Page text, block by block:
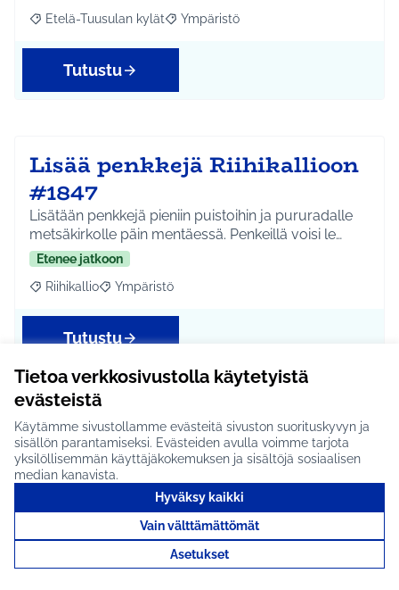
Tietoa verkkosivustolla käytetyistä
evästeistä
Käytämme sivustollamme evästeitä sivuston suorituskyvyn ja
sisällön parantamiseksi. Evästeiden avulla voimme tarjota
yksilöllisemmän käyttäjäkokemuksen ja sisältöjä sosiaalisen
median kanavista.
Hyväksy kaikki
Vain välttämättömät
Asetukset
Rajaa tulokset aihepiirin mukaan: Etelä-Tuusulan kylät
Etelä-Tuusulan kylät Rajaa tulokset teeman mukaan:
Ympäristö
Tutustu
Lisää penkkejä Riihikallioon
#1847
Lisätään penkkejä pieniin puistoihin ja pururadalle
metsäkirkolle päin mentäessä. Penkeillä voisi le…
Etenee jatkoon
Rajaa tulokset aihepiirin mukaan: Riihikallio
Riihikallio Rajaa tulokset teeman mukaan: Ympäristö
Ympäristö
Tutustu
Erilaisia teemapajoja #1782
Vaihtuvilla teemoilla olevia pajoja, esimerkiksi
puutarha- ja kasvimaapaja, neulepaja, puutyöpaja
Rajaa tulokset aihepiirin mukaan: Koko Tuusula
Koko Tuusula Rajaa tulokset teeman mukaan: Hyvinvointi ja
Hyvinvointi ja yhteisöllisyys